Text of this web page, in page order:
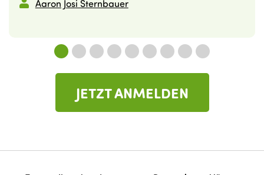
Aaron Josi Sternbauer
JETZT ANMELDEN